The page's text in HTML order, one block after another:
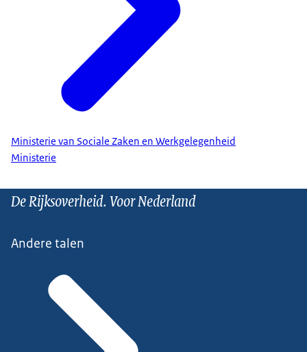
Ministerie van Sociale Zaken en Werkgelegenheid
Ministerie
De Rijksoverheid. Voor Nederland
Andere talen